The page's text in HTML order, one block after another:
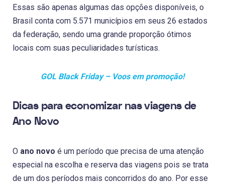
Essas são apenas algumas das opções disponíveis, o
Brasil conta com 5.571 municípios em seus 26 estados
da federação, sendo uma grande proporção ótimos
locais com suas peculiaridades turísticas.
GOL Black Friday – Voos em promoção!
Dicas para economizar nas viagens de
Ano Novo
O ano novo é um período que precisa de uma atenção
especial na escolha e reserva das viagens pois se trata
de um dos períodos mais concorridos do ano. Por esse